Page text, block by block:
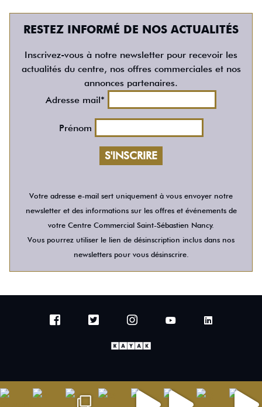
RESTEZ INFORMÉ DE NOS ACTUALITÉS
Inscrivez-vous à notre newsletter pour recevoir les
actualités du centre, nos offres commerciales et nos
annonces partenaires.
Adresse mail*
Prénom
Votre adresse e-mail sert uniquement à vous envoyer notre
newsletter et des informations sur les offres et événements de
votre Centre Commercial Saint-Sébastien Nancy.
Vous pourrez utiliser le lien de désinscription inclus dans nos
newsletters pour vous désinscrire.